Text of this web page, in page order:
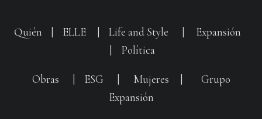
Quién ELLE Life and Style
Expansión
Política
Obras ESG Mujeres
Grupo
Expansión